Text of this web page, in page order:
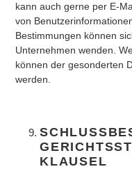
kann auch gerne per E-
von
Bestimmungen können
Unternehmen wenden.
können der gesonderten
werden.
KLAUSEL